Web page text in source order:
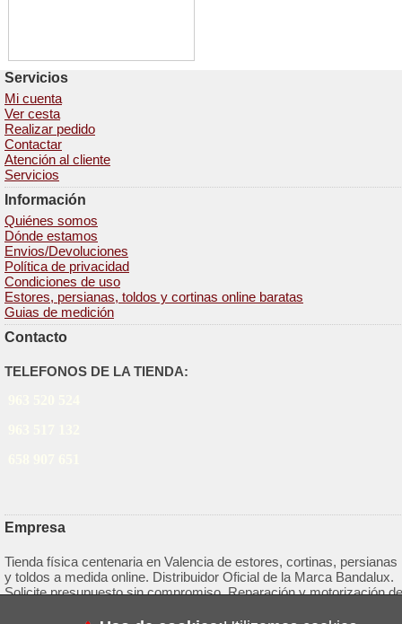
Servicios
Mi cuenta
Ver cesta
Realizar pedido
Contactar
Atención al cliente
Servicios
Información
Quiénes somos
Dónde estamos
Envios/Devoluciones
Política de privacidad
Condiciones de uso
Estores, persianas, toldos y cortinas online baratas
Guias de medición
Contacto
TELEFONOS DE LA TIENDA:
Empresa
Tienda física centenaria en Valencia de estores, cortinas, persianas
y toldos a medida online. Distribuidor Oficial de la Marca Bandalux.
Solicite presupuesto sin compromiso. Reparación y motorización de